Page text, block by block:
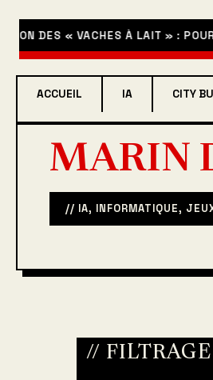
DES « VACHES À LAIT » :
ACCUEIL IA CITY
MARIN
// IA, INFORMATIQUE,
//